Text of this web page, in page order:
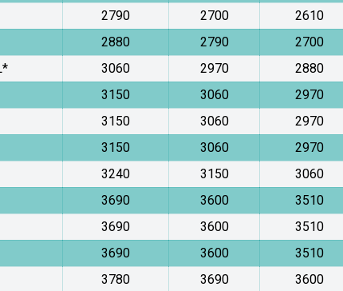
2790 2700 2610
2880 2790 2700
3060 2970 2880
3150 3060 2970
3150 3060 2970
3150 3060 2970
3240 3150 3060
3690 3600 3510
3690 3600 3510
3690 3600 3510
3780 3690 3600